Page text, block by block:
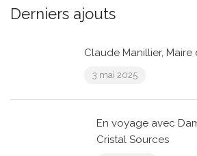
Derniers ajouts
Claude Manillier, Maire
3 mai 2025
En voyage avec
Cristal Sources